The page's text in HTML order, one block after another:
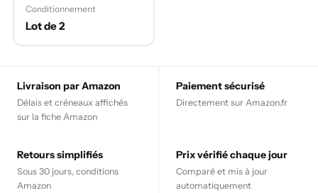
Conditionnement
Lot de 2
Livraison par Amazon
Délais et créneaux affichés
sur la fiche Amazon
Paiement sécurisé
Directement sur Amazon.fr
Retours simplifiés
Sous 30 jours, conditions
Amazon
Prix vérifié chaque jour
Comparé et mis à jour
automatiquement